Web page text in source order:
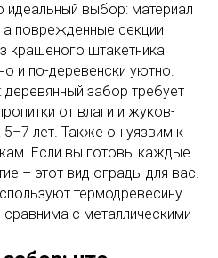
идеальный выбор: материал
поврежденные секции
крашеного штакетника
и по-деревенски уютно.
забор требует
от влаги и жуков-
лет. Также он уязвим к
Если вы готовы каждые
– этот вид ограды для вас.
термодревесину
с металлическими